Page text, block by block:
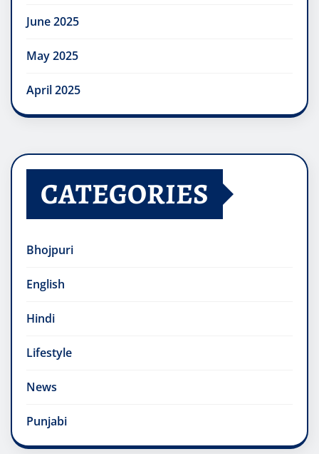
June 2025
May 2025
April 2025
CATEGORIES
Bhojpuri
English
Hindi
Lifestyle
News
Punjabi